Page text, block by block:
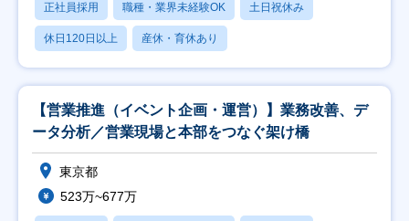
正社員採用 職種・業界未経験OK 土日祝休み
休日120日以上 産休・育休あり
【営業推進（イベント企画・運営）】業務改善、デ
ータ分析／営業現場と本部をつなぐ架け橋
東京都
523万~677万